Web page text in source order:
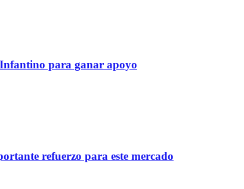
para ganar apoyo
refuerzo para este mercado